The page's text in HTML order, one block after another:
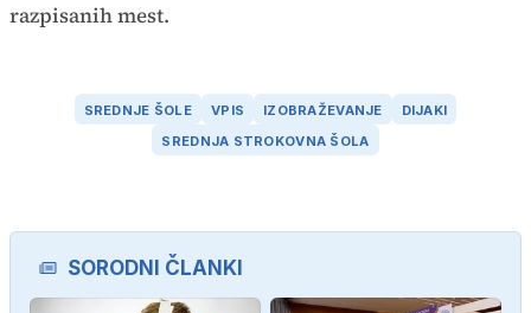
razpisanih mest.
SREDNJE ŠOLE VPIS IZOBRAŽEVANJE
DIJAKI
SREDNJA STROKOVNA ŠOLA
SORODNI ČLANKI